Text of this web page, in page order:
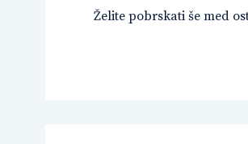
Želite pobrskati še med